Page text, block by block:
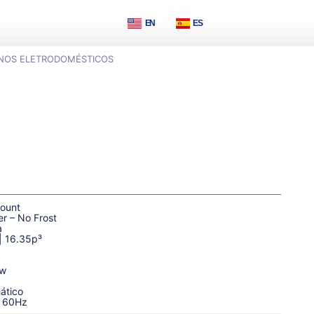
EN ES
ELETRODOMÉSTICOS
– No Frost
16.35p³
60Hz